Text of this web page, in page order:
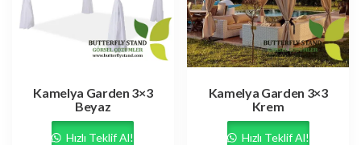
Kamelya Garden 3×3
Beyaz
Hızlı Teklif Al!
Kamelya Garden 3×3
Krem
Hızlı Teklif Al!